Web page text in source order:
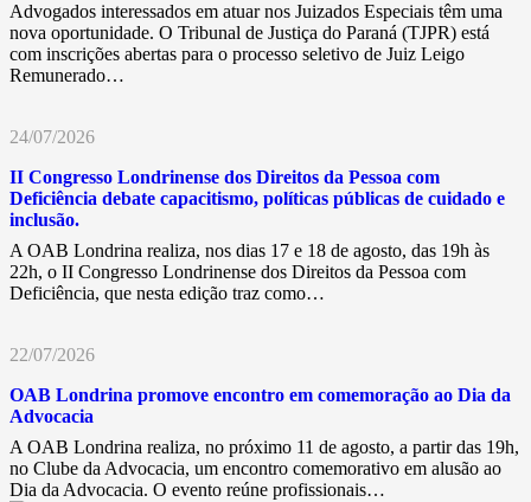
Advogados interessados em atuar nos Juizados Especiais têm uma
nova oportunidade. O Tribunal de Justiça do Paraná (TJPR) está
com inscrições abertas para o processo seletivo de Juiz Leigo
Remunerado…
24/07/2026
II Congresso Londrinense dos Direitos da Pessoa com
Deficiência debate capacitismo, políticas públicas de cuidado e
inclusão.
A OAB Londrina realiza, nos dias 17 e 18 de agosto, das 19h às
22h, o II Congresso Londrinense dos Direitos da Pessoa com
Deficiência, que nesta edição traz como…
22/07/2026
OAB Londrina promove encontro em comemoração ao Dia da
Advocacia
A OAB Londrina realiza, no próximo 11 de agosto, a partir das 19h,
no Clube da Advocacia, um encontro comemorativo em alusão ao
Dia da Advocacia. O evento reúne profissionais…